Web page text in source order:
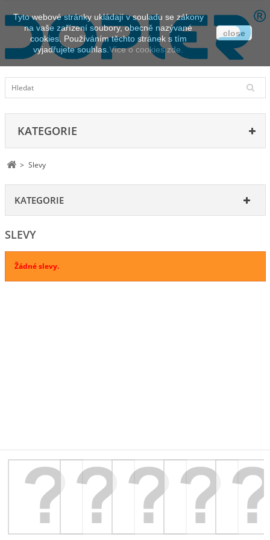
KATEGORIE
> Slevy
KATEGORIE
SLEVY
Žádné slevy.
Tyto webové stránky ukládají v souladu se zákony
na vaše zařízení soubory, obecně nazývané
cookies. Používáním těchto stránek s tím
vyjadřujete souhlas. Více o cookies zde.
close